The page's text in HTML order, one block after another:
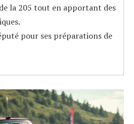
la 205 tout en apportant des
pour ses préparations de